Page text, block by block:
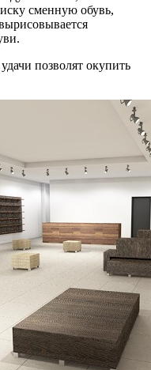
сменную обувь,
позволят окупить